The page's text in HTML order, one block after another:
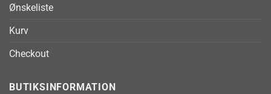
Ønskeliste
Kurv
Checkout
BUTIKSINFORMATION